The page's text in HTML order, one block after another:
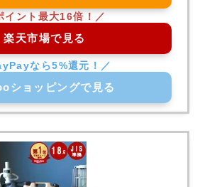
楽天市場で見る
ショッピングで見る